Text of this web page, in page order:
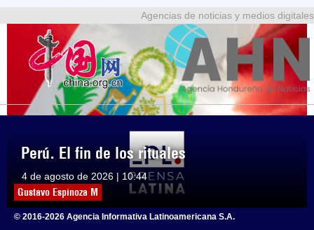
Perú. El fin de los rituales
4 de agosto de 2026 | 10:44
Gustavo Espinoza M
Agencias de noticias y medios digitales
© 2016-2026 Agencia Informativa Latinoamericana S.A.